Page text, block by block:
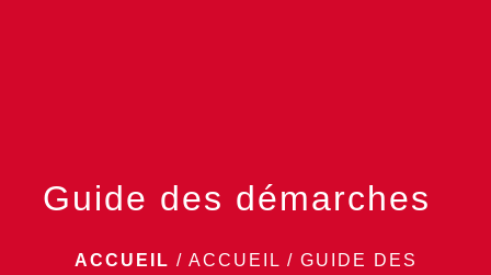
Guide des démarches
ACCUEIL / ACCUEIL / GUIDE DES